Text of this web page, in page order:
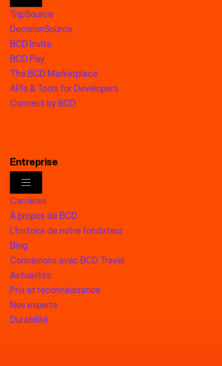
TripSource
DecisionSource
BCD Invite
BCD Pay
The BCD Marketplace
APIs & Tools for Developers
Connect by BCD
Entreprise
Carrières
À propos de BCD
L’histoire de notre fondateur
Blog
Connexions avec BCD Travel
Actualités
Prix et reconnaissance
Nos experts
Durabilité